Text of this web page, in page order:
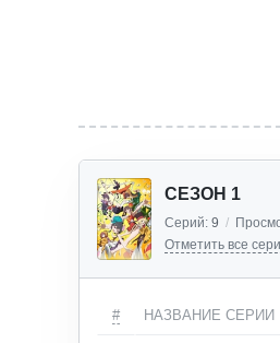
СЕЗОН 1
Серий: 9 /
Отметить все
# НАЗВАНИЕ СЕРИИ